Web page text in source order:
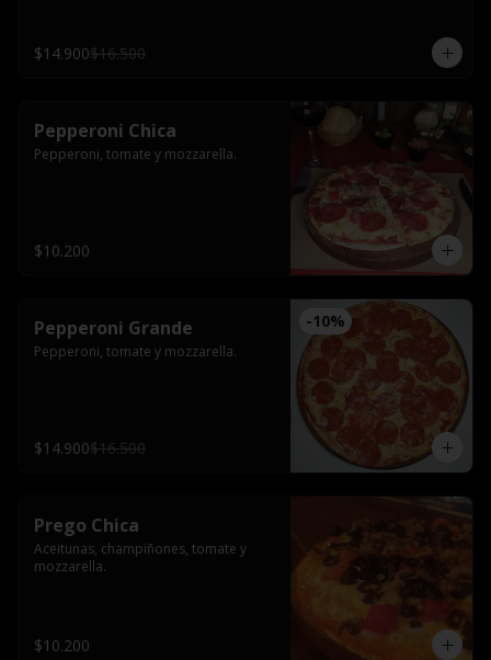
$14.900$16.500
Pepperoni Chica
Pepperoni, tomate y mozzarella.
$10.200
-10%
Pepperoni Grande
Pepperoni, tomate y mozzarella.
$14.900$16.500
Prego Chica
Aceitunas, champiñones, tomate y
mozzarella.
$10.200